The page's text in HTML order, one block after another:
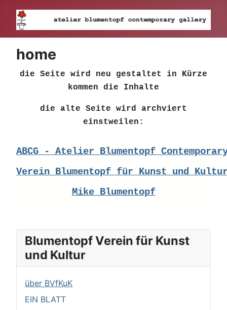
home
die Seite wird neu gestaltet in Kürze
kommen die Inhalte
die alte Seite wird archviert
einstweilen:
ABCG - Atelier Blumentopf
Verein Blumentopf für Kunst und
Mike Blumentopf
Blumentopf Verein für Kunst
und Kultur
über BVfKuK
EIN BLATT